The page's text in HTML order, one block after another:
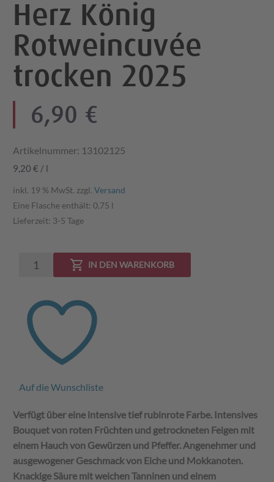
Herz König
Rotweincuvée
trocken 2025
6,90 €
Artikelnummer: 13102125
9,20 € / l
inkl. 19 % MwSt. zzgl. Versand
Eine Flasche enthält: 0,75 l
Lieferzeit: 3-5 Tage
Herz
trocken
2025
Menge
IN DEN WARENKORB
Auf die Wunschliste
Verfügt über eine intensive tief rubinrote Farbe. Intensives
Bouquet von roten Früchten und getrockneten Feigen mit
einem Hauch von Gewürzen und Pfeffer. Angenehmer und
ausgewogener Geschmack von Eiche und Mokkanoten.
Knackige Säure mit weichen Tanninen und einem